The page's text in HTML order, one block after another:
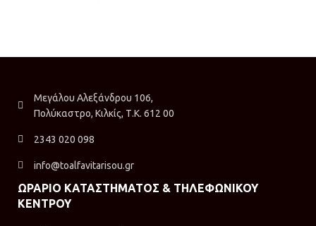
Μεγάλου Αλεξάνδρου 106,
Πολύκαστρο, Κιλκίς, Τ.Κ. 612 00
2343 020 098
info@toalfavitarisou.gr
ΩΡΑΡΙΟ ΚΑΤΑΣΤΗΜΑΤΟΣ & ΤΗΛΕΦΩΝΙΚΟΥ
ΚΕΝΤΡΟΥ